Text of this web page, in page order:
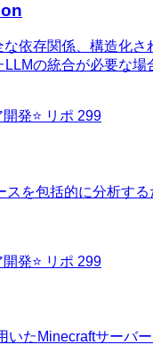
依存関係、構造化
の統合が必要な場
開発⭐ リポ 299
スを包括的に分析す
開発⭐ リポ 299
いたMinecraftサーバ